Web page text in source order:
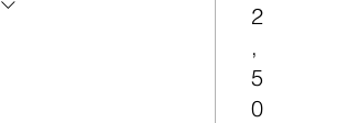
2
,
5
0